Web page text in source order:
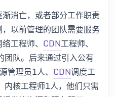
消亡，或者部分工作职责
以前管理的团队需要服务
工程师、 CDN工程师、
队。后来通过引入公有
管理员1人、 CDN调度工
核工程师1人，他们只需